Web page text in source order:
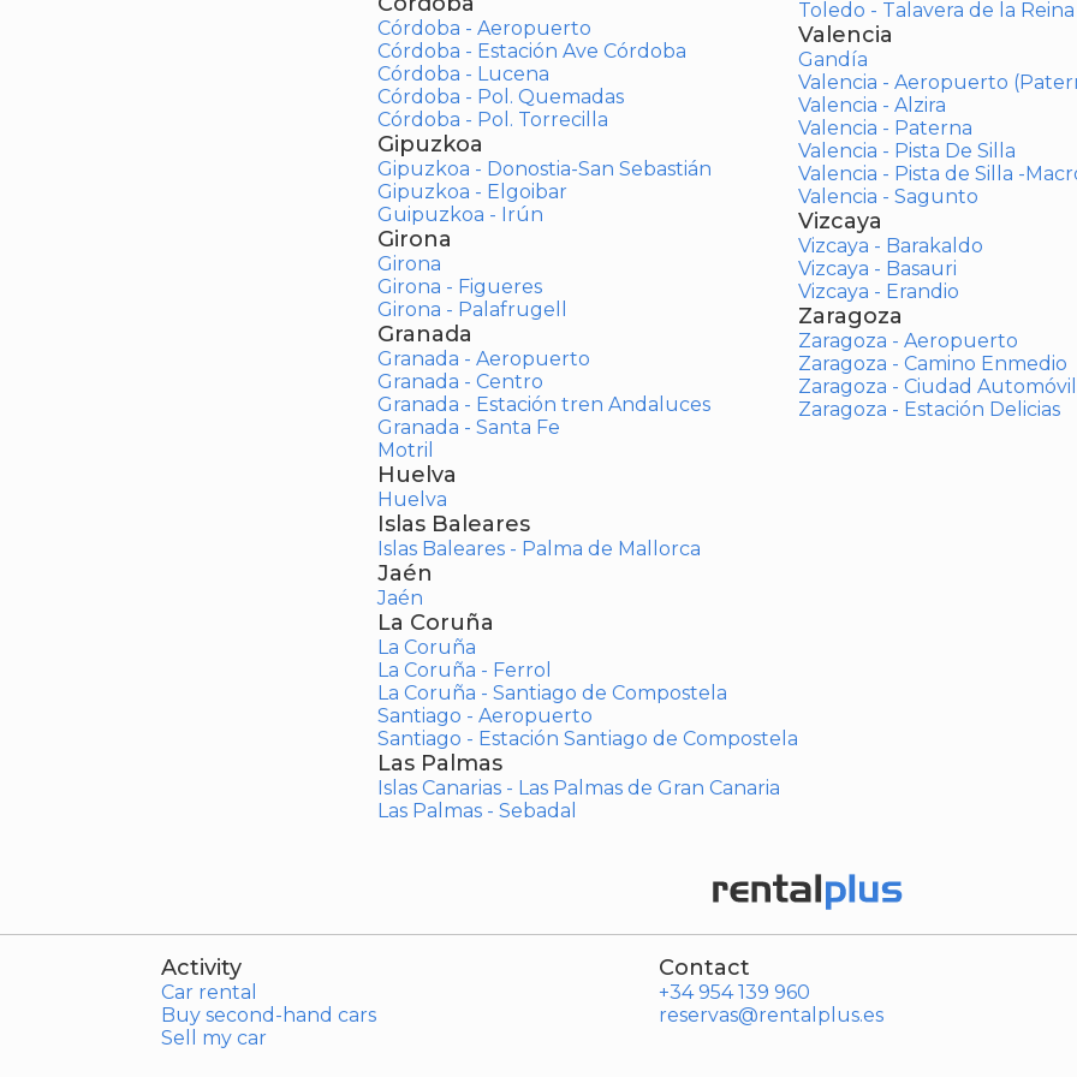
Córdoba - Aeropuerto
Córdoba - Estación Ave Córdoba
Córdoba - Lucena
Córdoba - Pol. Quemadas
Córdoba - Pol. Torrecilla
Gipuzkoa
Gipuzkoa - Donostia-San Sebastián
Gipuzkoa - Elgoibar
Guipuzkoa - Irún
Girona
Girona
Girona - Figueres
Girona - Palafrugell
Granada
Granada - Aeropuerto
Granada - Centro
Granada - Estación tren Andaluces
Granada - Santa Fe
Motril
Huelva
Huelva
Islas Baleares
Islas Baleares - Palma de Mallorca
Jaén
Jaén
La Coruña
La Coruña
La Coruña - Ferrol
La Coruña - Santiago de Compostela
Santiago - Aeropuerto
Santiago - Estación Santiago de Compostela
Las Palmas
Islas Canarias - Las Palmas de Gran Canaria
Las Palmas - Sebadal
Toledo - Talavera de la Reina
Valencia
Gandía
Valencia - Aeropuerto
Valencia - Alzira
Valencia - Paterna
Valencia - Pista De Silla
Valencia - Pista de Silla -
Valencia - Sagunto
Vizcaya
Vizcaya - Barakaldo
Vizcaya - Basauri
Vizcaya - Erandio
Zaragoza
Zaragoza - Aeropuerto
Zaragoza - Camino Enmedio
Zaragoza - Ciudad Automóvil
Zaragoza - Estación Delicias
Activity
Car rental
Buy second-hand cars
Sell my car
Contact
+34 954 139 960
reservas@rentalplus.es